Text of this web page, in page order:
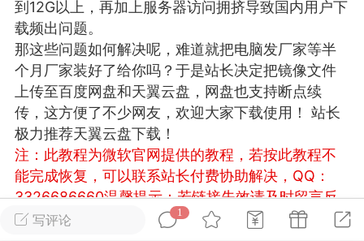
任务 排行 历史
网络
VIP 7
29 21:24
电脑端 Surface Laptop Go 2
Laptop Go 2镜像
网盘下载
Laptop Go 2 i5/8/128 – Windows
写评论
1
到12G以上，再加上服务器访问拥挤导致国内用户下
载频出问题。
那这些问题如何解决呢，难道就把电脑发厂家等半
个月厂家装好了给你吗？于是站长决定把镜像文件
上传至百度网盘和天翼云盘，网盘也支持断点续
传，这方便了不少网友，欢迎大家下载使用！ 站长
极力推荐天翼云盘下载！
注：此教程为微软官网提供的教程，若按此教程不
能完成恢复，可以联系站长付费协助解决，QQ：
3326686660温馨提示：若链接失效请及时留言反
馈，我们会第一时间补上！